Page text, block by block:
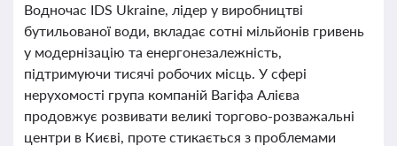
Водночас IDS Ukraine, лідер у виробництві
бутильованої води, вкладає сотні мільйонів гривень
у модернізацію та енергонезалежність,
підтримуючи тисячі робочих місць. У сфері
нерухомості група компаній Вагіфа Алієва
продовжує розвивати великі торгово-розважальні
центри в Києві, проте стикається з проблемами